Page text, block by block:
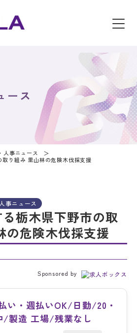
ース
人事ニュース
り組み 里山林の危険木伐採支援
事ニュース
栃木県下野市の取
の危険木伐採支援
Sponsored by
い・週払いOK/日勤/20・
/製造 工場/残業なし